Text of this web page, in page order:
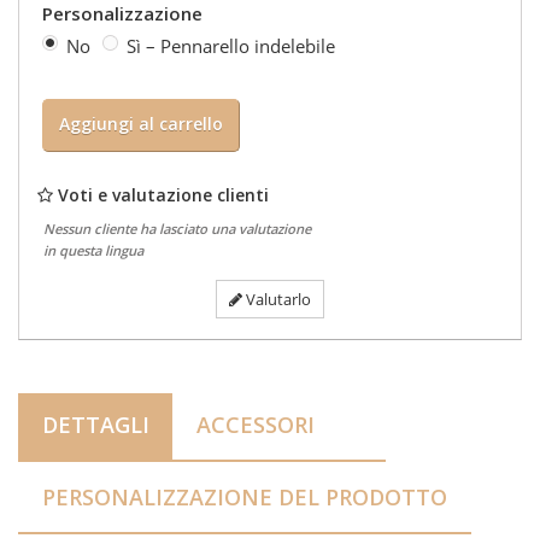
Personalizzazione
No
Sì – Pennarello indelebile
Aggiungi al carrello
Voti e valutazione clienti
Nessun cliente ha lasciato una valutazione
in questa lingua
Valutarlo
DETTAGLI ACCESSORI
PERSONALIZZAZIONE DEL PRODOTTO